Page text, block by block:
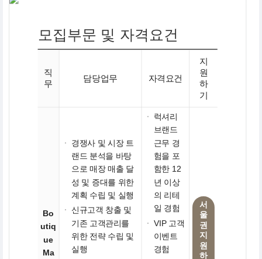
모집부문 및 자격요건
직
무
담당업무 자격요건
지
원
하
기
Bo
utiq
ue
Ma
· 경쟁사 및 시장 트
랜드 분석을 바탕
으로 매장 매출 달
성 및 증대를 위한
계획 수립 및 실행
· 신규고객 창출 및
기존 고객관리를
위한 전략 수립 및
실행
·
럭셔리
브랜드
근무 경
험을 포
함한 12
년 이상
의 리테
일 경험
· VIP 고객
이벤트
경험
서
울
권
지
원
하